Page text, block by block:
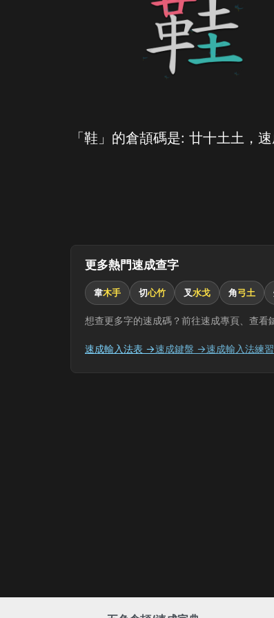
「鞋」的倉頡碼是: 廿十土土，
更多熱門速成查字
韋木手 切心竹 叉水戈 角弓土
想查更多字的速成碼？前往速成專頁、查看
速成輸入法表 →速成鍵盤 →速成輸入法練